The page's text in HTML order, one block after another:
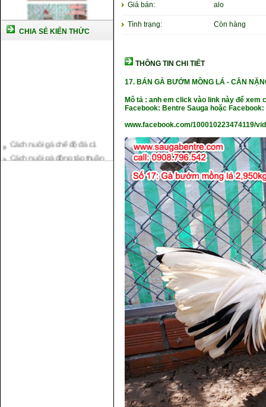
CHIA SẺ KIẾN THỨC
Cách nuôi gà đông tảo thuần
chủng
Giá bán: alo
Tình trạng: Còn hàng
THÔNG TIN CHI TIẾT
17.BÁN GÀ BƯỚM MỒNG LÁ -CÂN NẶ
Mô tả : anh em click vào link này để
Facebook: Bentre Sauga hoặc Facebook:
www.facebook.com/100010223474119/